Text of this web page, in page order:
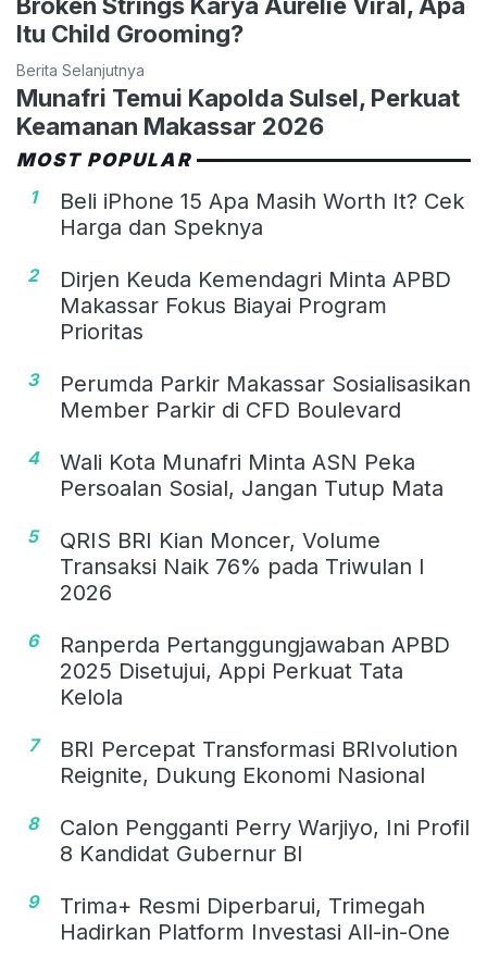
Broken Strings Karya Aurelie Viral, Apa
Itu Child Grooming?
Berita Selanjutnya
Munafri Temui Kapolda Sulsel, Perkuat
Keamanan Makassar 2026
MOST POPULAR
1
Beli iPhone 15 Apa Masih Worth It? Cek
Harga dan Speknya
2
Dirjen Keuda Kemendagri Minta APBD
Makassar Fokus Biayai Program
Prioritas
3
Perumda Parkir Makassar Sosialisasikan
Member Parkir di CFD Boulevard
4
Wali Kota Munafri Minta ASN Peka
Persoalan Sosial, Jangan Tutup Mata
5
QRIS BRI Kian Moncer, Volume
Transaksi Naik 76% pada Triwulan I
2026
6
Ranperda Pertanggungjawaban APBD
2025 Disetujui, Appi Perkuat Tata
Kelola
7
BRI Percepat Transformasi BRIvolution
Reignite, Dukung Ekonomi Nasional
8
Calon Pengganti Perry Warjiyo, Ini Profil
8 Kandidat Gubernur BI
9
Trima+ Resmi Diperbarui, Trimegah
Hadirkan Platform Investasi All-in-One